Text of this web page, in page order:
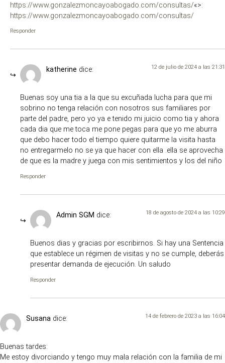
https://www.gonzalezmoncayoabogado.com/consultas/«>:
https://www.gonzalezmoncayoabogado.com/consultas/
Responder
katherine dice: 12 de julio de 2024 a las 21:31
Buenas soy una tia a la que su excuñada lucha para que mi
sobrino no tenga relación con nosotros sus familiares por
parte del padre, pero yo ya e tenido mi juicio como tia y ahora
cada dia que me toca me pone pegas para que yo me aburra
que debo hacer todo el tiempo quiere quitarme la visita hasta
no entregarmelo no se ya que hacer con ella .ella se aprovecha
de que es la madre y juega con mis sentimientos y los del niño
Responder
Admin SGM dice: 18 de agosto de 2024 a las 10:29
Buenos dias y gracias por escribirnos. Si hay una Sentencia
que establece un régimen de visitas y no se cumple, deberás
presentar demanda de ejecución. Un saludo
Responder
Susana dice: 14 de febrero de 2023 a las 16:04
Buenas tardes:
Me estoy divorciando y tengo muy mala relación con la familia de mi